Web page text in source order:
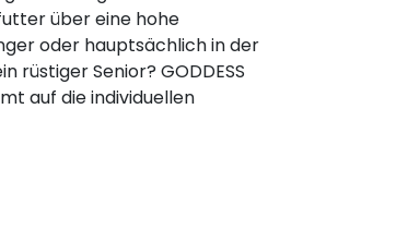
über eine hohe
oder hauptsächlich in der
rüstiger Senior? GODDESS
auf die individuellen